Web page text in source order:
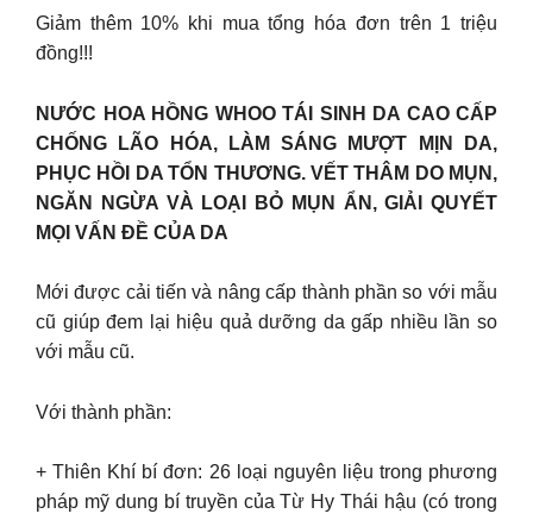
Giảm thêm 10% khi mua tổng hóa đơn trên 1 triệu
đồng!!!
NƯỚC HOA HỒNG WHOO TÁI SINH DA CAO CẤP
CHỐNG LÃO HÓA, LÀM SÁNG MƯỢT MỊN DA,
PHỤC HỒI DA TỔN THƯƠNG. VẾT THÂM DO MỤN,
NGĂN NGỪA VÀ LOẠI BỎ MỤN ẨN, GIẢI QUYẾT
MỌI VẤN ĐỀ CỦA DA
Mới được cải tiến và nâng cấp thành phần so với mẫu
cũ giúp đem lại hiệu quả dưỡng da gấp nhiều lần so
với mẫu cũ.
Với thành phần:
+ Thiên Khí bí đơn: 26 loại nguyên liệu trong phương
pháp mỹ dung bí truyền của Từ Hy Thái hậu (có trong